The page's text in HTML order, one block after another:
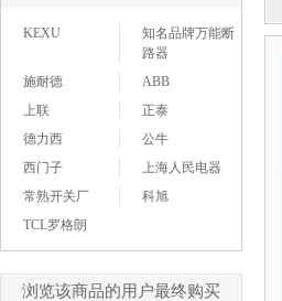
KEXU
知名品牌万能断
路器
施耐德
ABB
上联
正泰
德力西
公牛
西门子
上海人民电器
常熟开关厂
科旭
TCL罗格朗
浏览该商品的用户最终购买